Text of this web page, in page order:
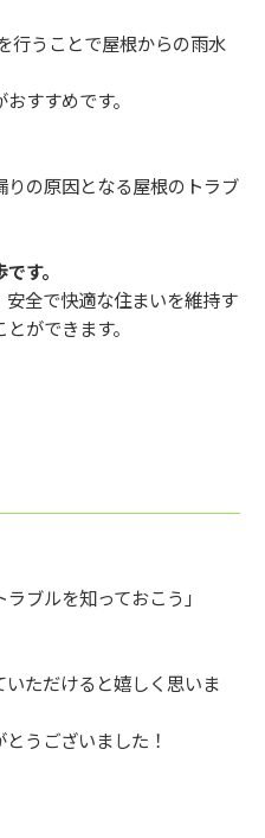
行うことで屋根からの雨水
すすめです。
りの原因となる屋根のトラブ
す。
全で快適な住まいを維持す
ができます。
ブルを知っておこう」
ただけると嬉しく思いま
うございました！